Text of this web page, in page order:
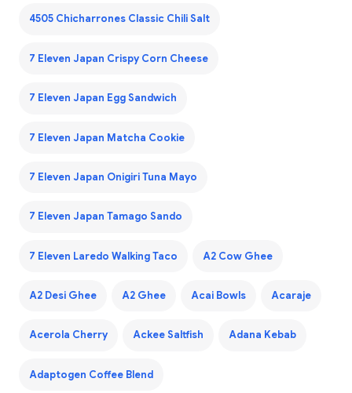
4505 Chicharrones Classic Chili Salt
7 Eleven Japan Crispy Corn Cheese
7 Eleven Japan Egg Sandwich
7 Eleven Japan Matcha Cookie
7 Eleven Japan Onigiri Tuna Mayo
7 Eleven Japan Tamago Sando
7 Eleven Laredo Walking Taco A2 Cow Ghee
A2 Desi Ghee A2 Ghee Acai Bowls Acaraje
Acerola Cherry Ackee Saltfish Adana Kebab
Adaptogen Coffee Blend